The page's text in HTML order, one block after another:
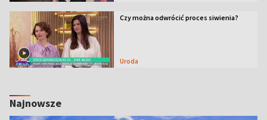
Czy można odwrócić proces siwienia?
Uroda
Najnowsze